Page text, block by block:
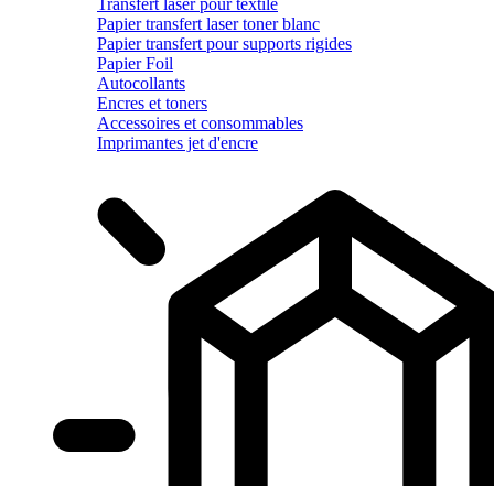
Papier transfert laser toner blanc
Papier transfert pour supports rigides
Papier Foil
Autocollants
Encres et toners
Accessoires et consommables
Imprimantes jet d'encre